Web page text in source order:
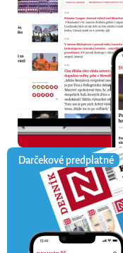
Darčekové predplatné